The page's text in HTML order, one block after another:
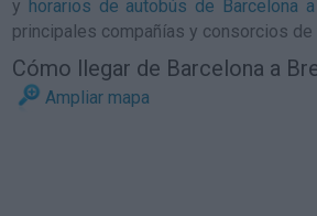
y horarios de autobús de Barcelona a
principales compañías y consorcios de
Cómo llegar de Barcelona a
Ampliar mapa